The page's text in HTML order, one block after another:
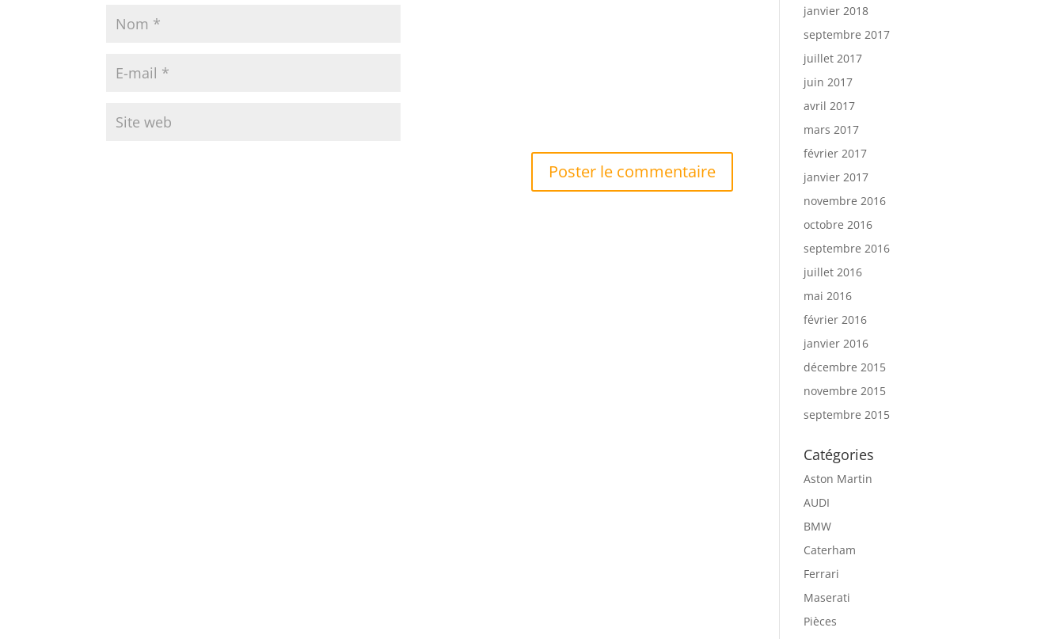
janvier 2018
septembre 2017
juillet 2017
juin 2017
avril 2017
mars 2017
février 2017
janvier 2017
novembre 2016
octobre 2016
septembre 2016
juillet 2016
mai 2016
février 2016
janvier 2016
décembre 2015
novembre 2015
septembre 2015
Catégories
Aston Martin
AUDI
BMW
Caterham
Ferrari
Maserati
Pièces